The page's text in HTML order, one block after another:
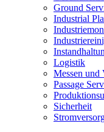
Ground
Industrial
Logistik
Messen und
Passage
Sicherheit